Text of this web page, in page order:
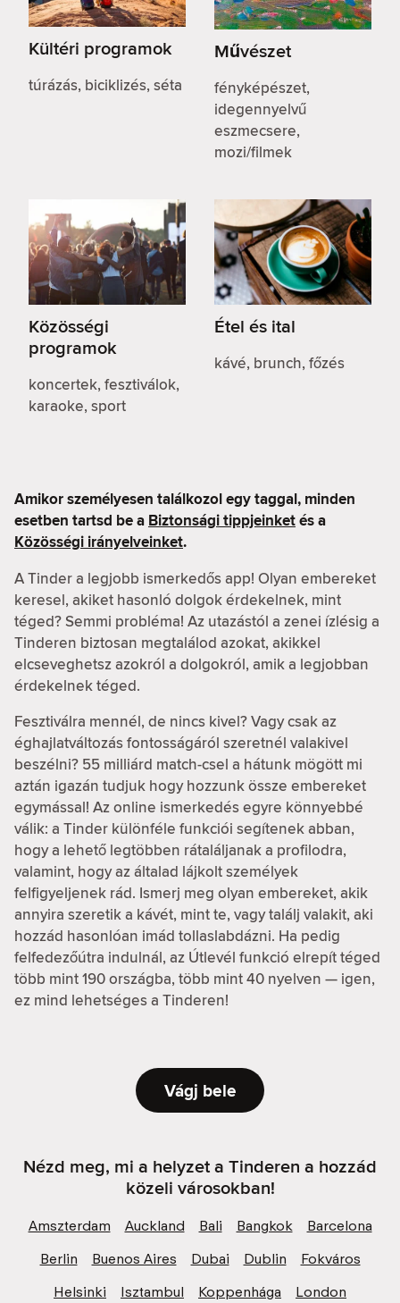
Kültéri programok
túrázás, biciklizés, séta
Művészet
fényképészet,
idegennyelvű
eszmecsere,
mozi/filmek
Közösségi
programok
koncertek, fesztiválok,
karaoke, sport
Étel és ital
kávé, brunch, főzés
Amikor személyesen találkozol egy taggal, minden
esetben tartsd be a Biztonsági tippjeinketés a
Közösségi irányelveinket.
A Tinder a legjobb ismerkedős app! Olyan embereket
keresel, akiket hasonló dolgok érdekelnek, mint
téged? Semmi probléma! Az utazástól a zenei ízlésig a
Tinderen biztosan megtalálod azokat, akikkel
elcseveghetsz azokról a dolgokról, amik a legjobban
érdekelnek téged.
Fesztiválra mennél, de nincs kivel? Vagy csak az
éghajlatváltozás fontosságáról szeretnél valakivel
beszélni? 55 milliárd match-csel a hátunk mögött mi
aztán igazán tudjuk hogy hozzunk össze embereket
egymással! Az online ismerkedés egyre könnyebbé
válik: a Tinder különféle funkciói segítenek abban,
hogy a lehető legtöbben rátaláljanak a profilodra,
valamint, hogy az általad lájkolt személyek
felfigyeljenek rád. Ismerj meg olyan embereket, akik
annyira szeretik a kávét, mint te, vagy találj valakit, aki
hozzád hasonlóan imád tollaslabdázni. Ha pedig
felfedezőútra indulnál, az Útlevél funkció elrepít téged
több mint 190 országba, több mint 40 nyelven — igen,
ez mind lehetséges a Tinderen!
Vágj bele
Nézd meg, mi a helyzet a Tinderen a hozzád
közeli városokban!
Amszterdam Auckland Bali Bangkok
Barcelona
Berlin
Buenos Aires Dubai Dublin
Fokváros
Helsinki
Isztambul Koppenhága
London